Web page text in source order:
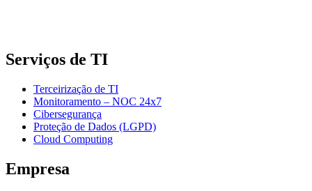
Serviços de TI
Terceirização de TI
Monitoramento – NOC 24x7
Cibersegurança
Proteção de Dados (LGPD)
Cloud Computing
Empresa